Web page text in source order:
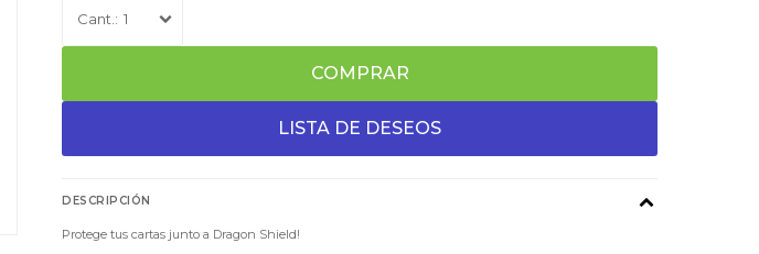
1
COMPRAR
DESCRIPCIÓN
Protege tus cartas junto a Dragon Shield!